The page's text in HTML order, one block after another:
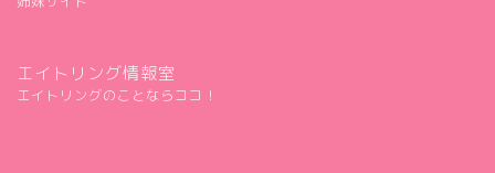
エイトリング情報室
エイトリングのことならココ！